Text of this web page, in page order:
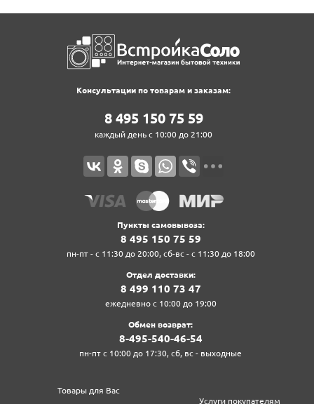
Консультации по товарам и заказам:
8‍ 4‍9‍5‍ 1‍5‍0‍ 7‍5‍ 5‍9‍
каждый день с 10:00 до 21:00
Пункты самовывоза:
8‍ 4‍9‍5‍ 1‍5‍0‍ 7‍5‍ 5‍9‍
пн-пт - с 11:30 до 20:00, сб-вс - с 11:30 до 18:00
Отдел доставки:
8‍ 4‍9‍9‍ 1‍1‍0‍ 7‍3‍ 4‍7‍
ежедневно с 10:00 до 19:00
Обмен возврат:
8‍-4‍9‍5‍-5‍4‍0‍-4‍6‍-5‍4‍
пн-пт с 10:00 до 17:30, сб, вс - выходные
Товары для Вас
Услуги покупателям